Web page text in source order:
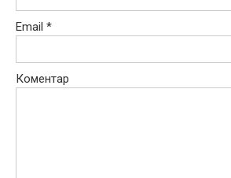
Email *
Коментар